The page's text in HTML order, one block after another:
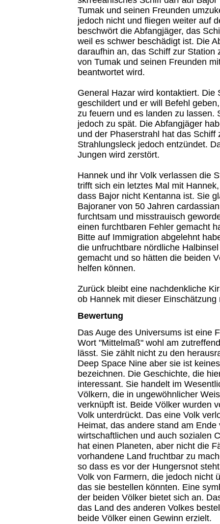
Tumak und seinen Freunden
jedoch nicht und fliegen weiter auf
beschwört die Abfangjäger, das
weil es schwer beschädigt ist. Die
daraufhin an, das Schiff zur Station
von Tumak und seinen Freunden
beantwortet wird.
General Hazar wird kontaktiert. Die
geschildert und er will Befehl
zu feuern und es landen zu lassen.
jedoch zu spät. Die Abfangjäger
und der Phaserstrahl hat das Schiff
Strahlungsleck jedoch entzündet.
Jungen wird zerstört.
Hannek und ihr Volk verlassen die
trifft sich ein letztes Mal mit
dass Bajor nicht Kentanna ist. Sie
Bajoraner von 50 Jahren
furchtsam und misstrauisch
einen furchtbaren Fehler gemacht
Bitte auf Immigration abgelehnt
die unfruchtbare nördliche
gemacht und so hätten die beiden
helfen können.
Zurück bleibt eine nachdenkliche
ob Hannek mit dieser Einschätzung
Bewertung
Das Auge des Universums ist eine
Wort "Mittelmaß" wohl am
lässt. Sie zählt nicht zu den
Deep Space Nine aber sie ist
bezeichnen. Die Geschichte, die
interessant. Sie handelt im
Völkern, die in ungewöhnlicher
verknüpft ist. Beide Völker wurden
Volk unterdrückt. Das eine Volk
Heimat, das andere stand am Ende
wirtschaftlichen und auch sozialen
hat einen Planeten, aber nicht die
vorhandene Land fruchtbar zu
so dass es vor der Hungersnot
Volk von Farmern, die jedoch nicht
das sie bestellen könnten. Eine
der beiden Völker bietet sich an.
das Land des anderen Volkes
beide Völker einen Gewinn erzielt.